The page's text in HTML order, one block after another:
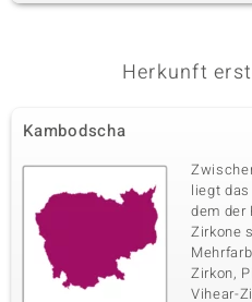
Herkunft
Kambodscha
liegt
dem der
Zirkone
Zirkon,
Vihear-